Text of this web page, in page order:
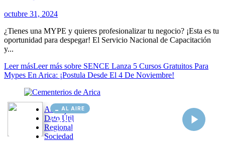
AL AIRE
Cargando...
Conectando...